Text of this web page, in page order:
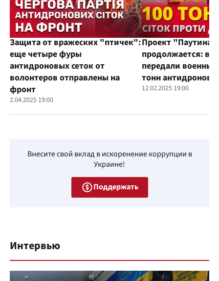
Защита от вражеских "птичек":
еще четыре фуры
антидроновых сеток от
волонтеров отправлены на
фронт
2.04.2025 19:00
Проект "Паутина"
продолжается:
передали
тонн
12.02.2025 19:00
Внесите свой вклад в искоренение коррупции в
Украине!
Поддержать
Интервью